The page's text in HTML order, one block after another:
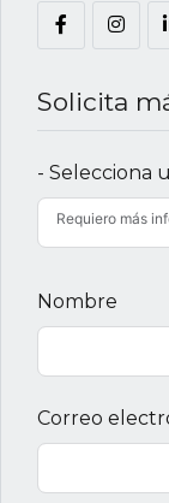
Solicita
- Selecciona
Requiero más
Nombre
Correo